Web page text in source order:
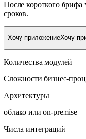
После короткого брифа
сроков.
Хочу приложениеХочу
Количества модулей
Сложности бизнес-
Архитектуры
облако или on-premise
Числа интеграций